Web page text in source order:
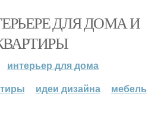
ДЛЯ ДОМА И
интерьер для дома
идеи дизайна мебель